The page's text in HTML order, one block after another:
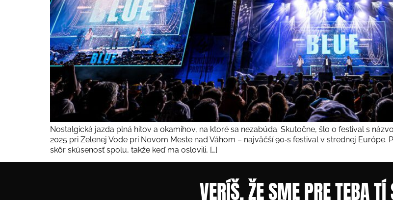
Nostalgická jazda plná hitov a okamihov, na ktoré sa nezabúda. Skutočne, šlo o festival s
2025 pri Zelenej Vode pri Novom Meste nad Váhom – najväčší 90‑s festival v strednej
skôr skúsenosť spolu, takže keď ma oslovili, […]
VERÍŠ, ŽE SME PRE TEBA